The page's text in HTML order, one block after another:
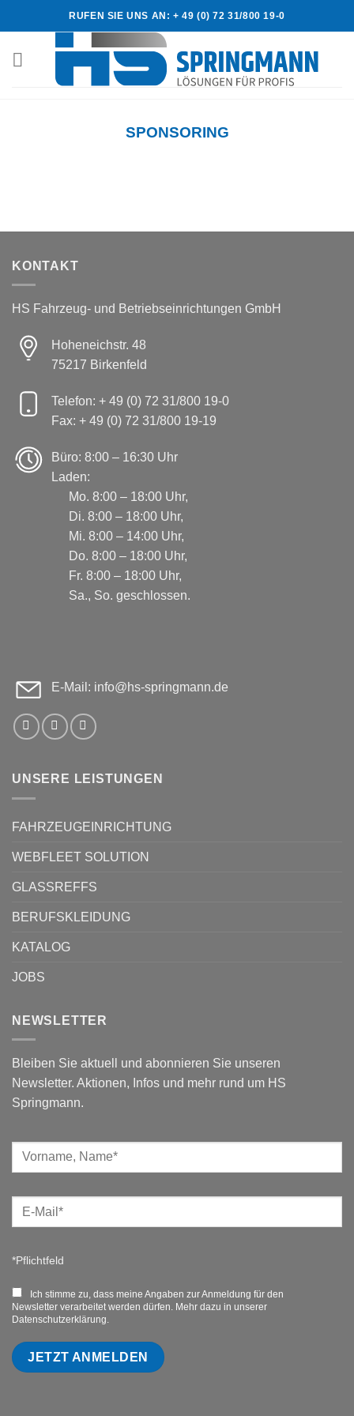
to
RUFEN SIE UNS AN: + 49 (0) 72 31/800 19-0
SPONSORING
KONTAKT
HS Fahrzeug- und Betriebseinrichtungen GmbH
Hoheneichstr. 48
75217 Birkenfeld
Telefon: + 49 (0) 72 31/800 19-0
Fax: + 49 (0) 72 31/800 19-19
Büro: 8:00 – 16:30 Uhr
Laden:
Mo. 8:00 – 18:00 Uhr,
Di. 8:00 – 18:00 Uhr,
Mi. 8:00 – 14:00 Uhr,
Do. 8:00 – 18:00 Uhr,
Fr. 8:00 – 18:00 Uhr,
Sa., So. geschlossen.
E-Mail: info@hs-springmann.de
UNSERE LEISTUNGEN
FAHRZEUGEINRICHTUNG
WEBFLEET SOLUTION
GLASSREFFS
BERUFSKLEIDUNG
KATALOG
JOBS
NEWSLETTER
Bleiben Sie aktuell und abonnieren Sie unseren
Newsletter. Aktionen, Infos und mehr rund um HS
Springmann.
*Pflichtfeld
Ich stimme zu, dass meine Angaben zur Anmeldung für den
Newsletter verarbeitet werden dürfen. Mehr dazu in unserer
Datenschutzerklärung.